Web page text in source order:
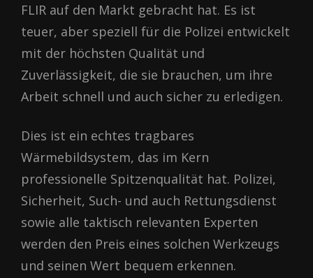
FLIR auf den Markt gebracht hat. Es ist
teuer, aber speziell für die Polizei entwickelt
mit der höchsten Qualität und
Zuverlässigkeit, die sie brauchen, um ihre
Arbeit schnell und auch sicher zu erledigen.
Dies ist ein echtes tragbares
Wärmebildsystem, das im Kern
professionelle Spitzenqualität hat. Polizei,
Sicherheit, Such- und auch Rettungsdienst
sowie alle taktisch relevanten Experten
werden den Preis eines solchen Werkzeugs
und seinen Wert bequem erkennen.